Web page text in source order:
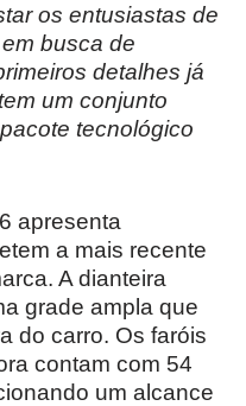
os entusiastas de
busca de
detalhes já
um conjunto
tecnológico
apresenta
a mais recente
A dianteira
grade ampla que
do carro. Os faróis
contam com 54
um alcance